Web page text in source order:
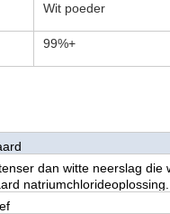
Wit poeder
99%+
dan witte neerslag
natriumchlorideoplossing.